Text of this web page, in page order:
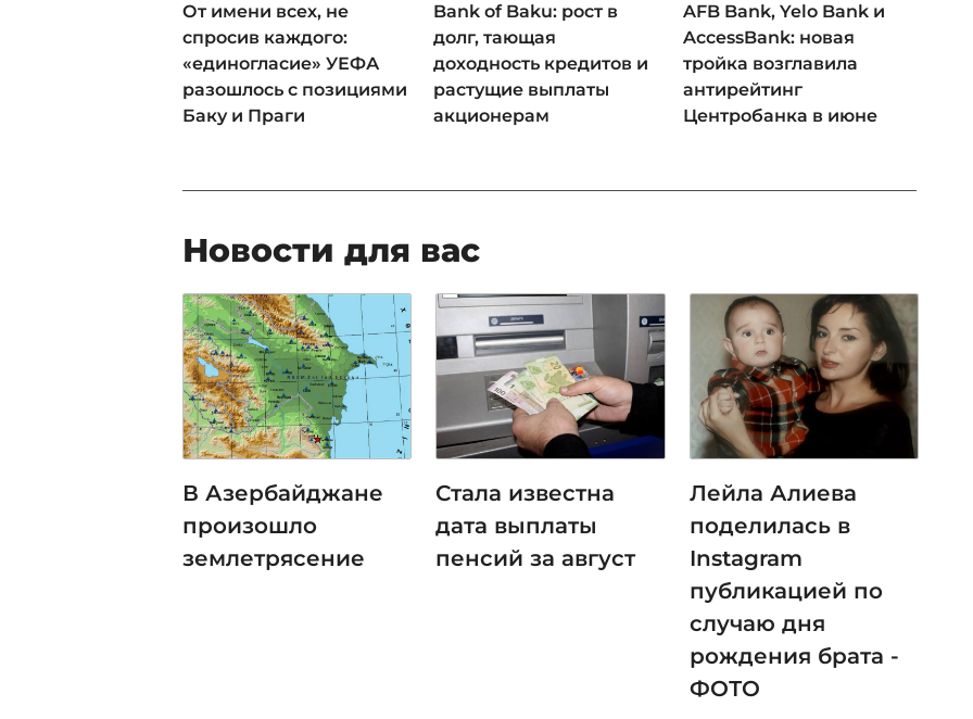
От имени всех, не
спросив каждого:
«единогласие» УЕФА
разошлось с позициями
Баку и Праги
Bank of Baku: рост в
долг, тающая
доходность кредитов и
растущие выплаты
акционерам
AFB Bank, Yelo Bank и
AccessBank: новая
тройка возглавила
антирейтинг
Центробанка в июне
Новости для вас
В Азербайджане
произошло
землетрясение
Стала известна
дата выплаты
пенсий за август
Лейла Алиева
поделилась в
Instagram
публикацией по
случаю дня
рождения брата -
ФОТО